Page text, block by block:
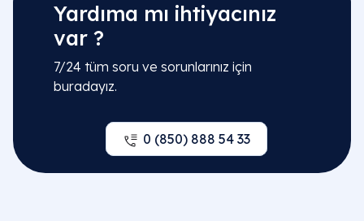
Yardıma mı ihtiyacınız
var ?
7/24 tüm soru ve sorunlarınız için
buradayız.
0 (850) 888 54 33